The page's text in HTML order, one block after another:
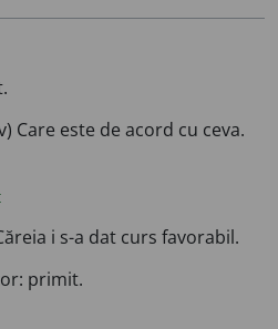
Care este de acord cu ceva.
i s-a dat curs favorabil.
primit.